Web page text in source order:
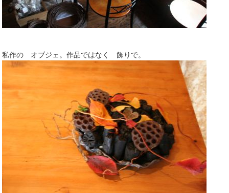
私作の オブジェ。作品ではなく 飾りで。